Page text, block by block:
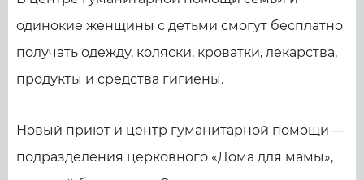
одинокие женщины с детьми смогут бесплатно
получать одежду, коляски, кроватки, лекарства,
продукты и средства гигиены.
Новый приют и центр гуманитарной помощи —
подразделения церковного «Дома для мамы»,